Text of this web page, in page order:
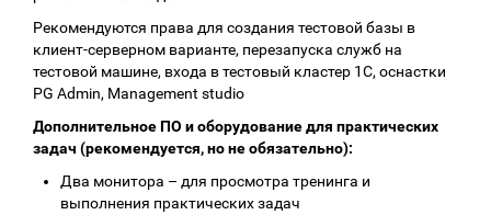
Рекомендуются права для создания тестовой базы в
клиент-серверном варианте, перезапуска служб на
тестовой машине, входа в тестовый кластер 1С, оснастки
PG Admin, Management studio
Дополнительное ПО и оборудование для практических
задач (рекомендуется, но не обязательно):
Два монитора – для просмотра тренинга и
выполнения практических задач